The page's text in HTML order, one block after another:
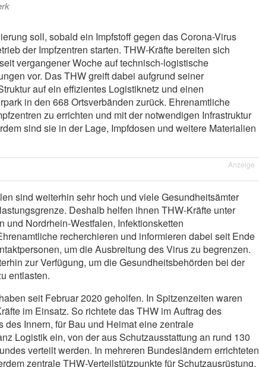
soll, sobald ein Impfstoff gegen das Corona-Virus
der Impfzentren starten. THW-Kräfte bereiten sich
vergangener Woche auf technisch-logistische
vor. Das THW greift dabei aufgrund seiner
auf ein effizientes Logistiknetz und einen
in den 668 Ortsverbänden zurück. Ehrenamtliche
zu errichten und mit der notwendigen Infrastruktur
sind sie in der Lage, Impfdosen und weitere Materialien
Anzeige
sind weiterhin sehr hoch und viele Gesundheitsämter
Deshalb helfen ihnen THW-Kräfte unter
und Nordrhein-Westfalen, Infektionsketten
recherchieren und informieren dabei seit Ende
um die Ausbreitung des Virus zu begrenzen.
zur Verfügung, um die Gesundheitsbehörden bei der
entlasten.
seit Februar 2020 geholfen. In Spitzenzeiten waren
im Einsatz. So richtete das THW im Auftrag des
des Innern, für Bau und Heimat eine zentrale
Logistik ein, von der aus Schutzausstattung an rund 130
verteilt werden. In mehreren Bundesländern errichteten
zentrale THW-Verteilstützpunkte für Schutzausrüstung.